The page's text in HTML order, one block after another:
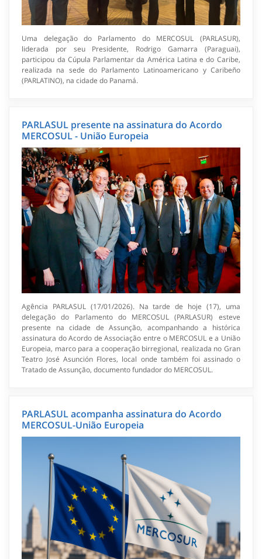
Uma delegação do Parlamento do MERCOSUL (PARLASUR),
liderada por seu Presidente, Rodrigo Gamarra (Paraguai),
participou da Cúpula Parlamentar da América Latina e do Caribe,
realizada na sede do Parlamento Latinoamericano y Caribeño
(PARLATINO), na cidade do Panamá.
PARLASUL presente na assinatura do Acordo
MERCOSUL - União Europeia
Agência PARLASUL (17/01/2026). Na tarde de hoje (17), uma
delegação do Parlamento do MERCOSUL (PARLASUR) esteve
presente na cidade de Assunção, acompanhando a histórica
assinatura do Acordo de Associação entre o MERCOSUL e a União
Europeia, marco para a cooperação birregional, realizada no Gran
Teatro José Asunción Flores, local onde também foi assinado o
Tratado de Assunção, documento fundador do MERCOSUL.
PARLASUL acompanha assinatura do Acordo
MERCOSUL-União Europeia